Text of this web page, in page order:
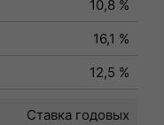
10,8 %
16,1 %
12,5 %
Ставка годовых